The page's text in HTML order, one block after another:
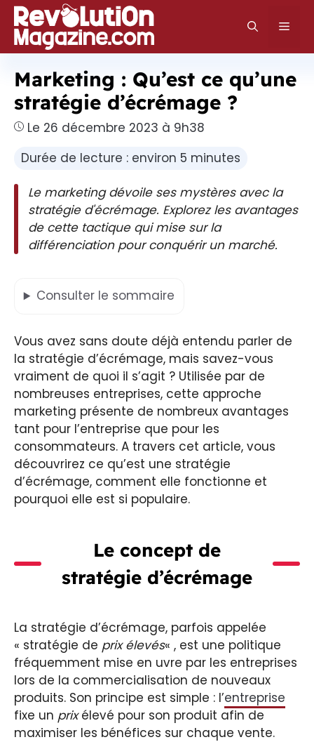
Aller
au
contenu
Marketing : Qu’est ce qu’une
stratégie d’écrémage ?
Le 26 décembre 2023 à 9h38
Durée de lecture : environ 5 minutes
Le marketing dévoile ses mystères avec la
stratégie d'écrémage. Explorez les avantages
de cette tactique qui mise sur la
différenciation pour conquérir un marché.
Consulter le sommaire
Vous avez sans doute déjà entendu parler de
la stratégie d’écrémage, mais savez-vous
vraiment de quoi il s’agit ? Utilisée par de
nombreuses entreprises, cette approche
marketing présente de nombreux avantages
tant pour l’entreprise que pour les
consommateurs. A travers cet article, vous
découvrirez ce qu’est une stratégie
d’écrémage, comment elle fonctionne et
pourquoi elle est si populaire.
Le concept de
stratégie d’écrémage
La stratégie d’écrémage, parfois appelée
« stratégie de prix élevés« , est une politique
fréquemment mise en uvre par les entreprises
lors de la commercialisation de nouveaux
produits. Son principe est simple : l’entreprise
fixe un prixélevé pour son produit afin de
maximiser les bénéfices sur chaque vente.